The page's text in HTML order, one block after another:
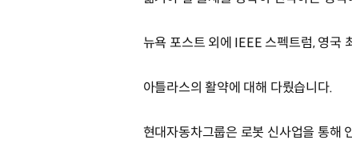
뉴욕 포스트 외에 IEEE 스펙트럼, 영국
아틀라스의 활약에 대해 다뤘습니다.
현대자동차그룹은 로봇 신사업을 통해